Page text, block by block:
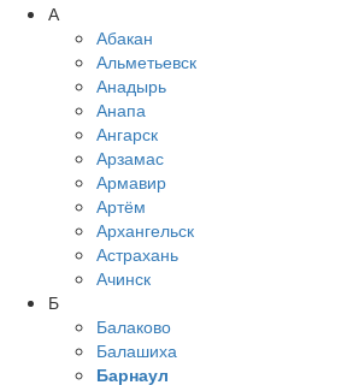
А
Абакан
Альметьевск
Анадырь
Анапа
Ангарск
Арзамас
Армавир
Артём
Архангельск
Астрахань
Ачинск
Б
Балаково
Балашиха
Барнаул